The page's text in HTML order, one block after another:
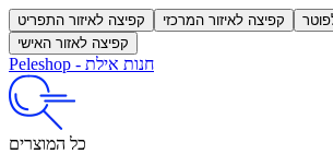
קפיצה לאיזור התפריט קפיצה לאיזור המרכזי
קפיצה לאזור האישי
Peleshop - חנות אילת
כל המוצרים